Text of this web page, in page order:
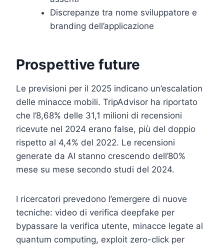
Discrepanze tra nome sviluppatore e
branding dell’applicazione
Prospettive future
Le previsioni per il 2025 indicano un’escalation
delle minacce mobili. TripAdvisor ha riportato
che l’8,68% delle 31,1 milioni di recensioni
ricevute nel 2024 erano false, più del doppio
rispetto al 4,4% del 2022. Le recensioni
generate da AI stanno crescendo dell’80%
mese su mese secondo studi del 2024.
I ricercatori prevedono l’emergere di nuove
tecniche: video di verifica deepfake per
bypassare la verifica utente, minacce legate al
quantum computing, exploit zero-click per